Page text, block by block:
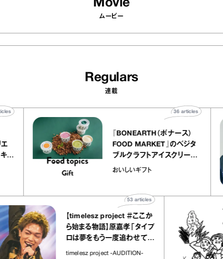
Movie
ムービー
Regulars
連載
トリエ
プ キャ
40articles
『BONEARTH（ボナース）
FOOD MARKET』のベジタ
ブルクラフトアイスクリーム
｜真野知子の「おいしいギフ
おいしいギフト
36articles
【timelesz project ＃ここか
ら始まる物語】原嘉孝「タイプ
ロは夢をもう一度追わせてく
れた場所」
timelesz project -AUDITION-
articles